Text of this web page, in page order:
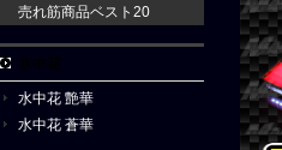
売れ筋商品ベスト20
水中花 艶華
水中花 蒼華